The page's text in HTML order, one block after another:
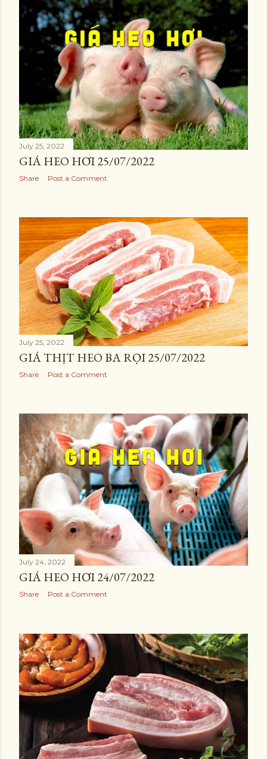
July 25, 2022
GIÁ HEO HƠI 25/07/2022
Share Post a Comment
July 25, 2022
GIÁ THỊT HEO BA RỌI 25/07/2022
Share Post a Comment
July 24, 2022
GIÁ HEO HƠI 24/07/2022
Share Post a Comment